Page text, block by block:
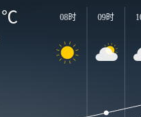
℃ 08时 09时